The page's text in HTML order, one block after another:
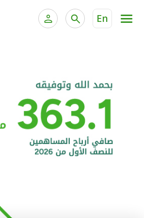
En
الخدمات المصرفية الإلكترونية للشركات
خدمة "بيتك" للتداول الإلكتروني
الحسابات المصرفية
البطاقات
"برامج العملاء"